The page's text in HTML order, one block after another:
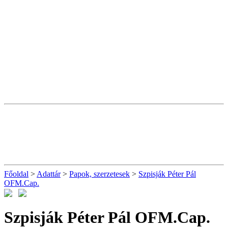
Főoldal > Adattár> Papok, szerzetesek > Szpisják Péter Pál
OFM.Cap.
Szpisják Péter Pál OFM.Cap.